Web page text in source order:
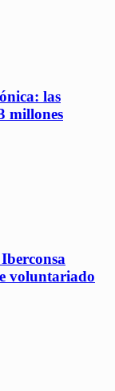
las
millones
voluntariado